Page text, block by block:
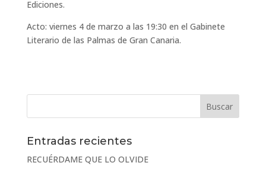
Ediciones.
Acto: viernes 4 de marzo a las 19:30 en el Gabinete
Literario de las Palmas de Gran Canaria.
Entradas recientes
RECUÉRDAME QUE LO OLVIDE